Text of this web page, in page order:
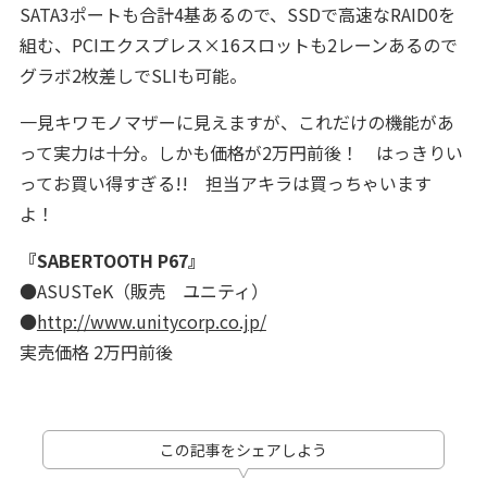
SATA3ポートも合計4基あるので、SSDで高速なRAID0を
組む、PCIエクスプレス×16スロットも2レーンあるので
グラボ2枚差しでSLIも可能。
一見キワモノマザーに見えますが、これだけの機能があ
って実力は十分。しかも価格が2万円前後！ はっきりい
ってお買い得すぎる!! 担当アキラは買っちゃいます
よ！
『SABERTOOTH P67』
●ASUSTeK（販売 ユニティ）
●http://www.unitycorp.co.jp/
実売価格 2万円前後
この記事をシェアしよう